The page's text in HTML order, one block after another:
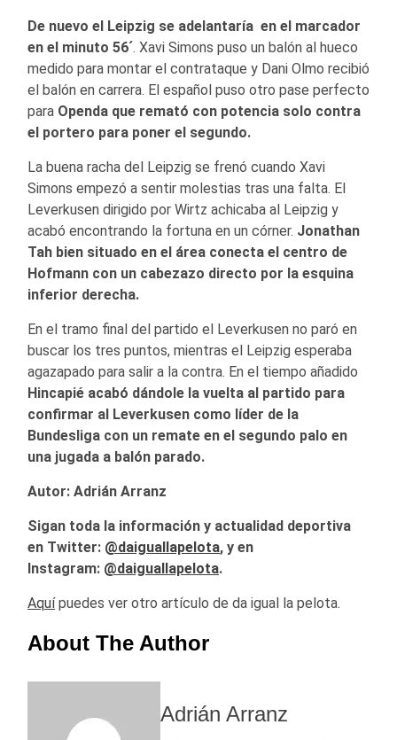
De nuevo el Leipzig se adelantaría en el marcador
en el minuto 56´. Xavi Simons puso un balón al hueco
medido para montar el contrataque y Dani Olmo recibió
el balón en carrera. El español puso otro pase perfecto
para Openda que remató con potencia solo contra
el portero para poner el segundo.
La buena racha del Leipzig se frenó cuando Xavi
Simons empezó a sentir molestias tras una falta. El
Leverkusen dirigido por Wirtz achicaba al Leipzig y
acabó encontrando la fortuna en un córner. Jonathan
Tah bien situado en el área conecta el centro de
Hofmann con un cabezazo directo por la esquina
inferior derecha.
En el tramo final del partido el Leverkusen no paró en
buscar los tres puntos, mientras el Leipzig esperaba
agazapado para salir a la contra. En el tiempo añadido
Hincapié acabó dándole la vuelta al partido para
confirmar al Leverkusen como líder de la
Bundesliga con un remate en el segundo palo en
una jugada a balón parado.
Autor: Adrián Arranz
Sigan toda la información y actualidad deportiva
en Twitter: @daiguallapelota, y en
Instagram: @daiguallapelota.
Aquípuedes ver otro artículo de da igual la pelota.
About The Author
Adrián Arranz